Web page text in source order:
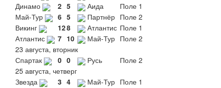
Динамо
2 5 Аида
Поле 1
Май-Тур
6 5 Партнёр Поле 2
Викинг
128 Атлантис Поле 1
Атлантис
7 10 Май-Тур Поле 2
23 августа, вторник
Спартак
0 0 Русь
Поле 2
25 августа, четверг
Звезда
3 4 Май-Тур Поле 1